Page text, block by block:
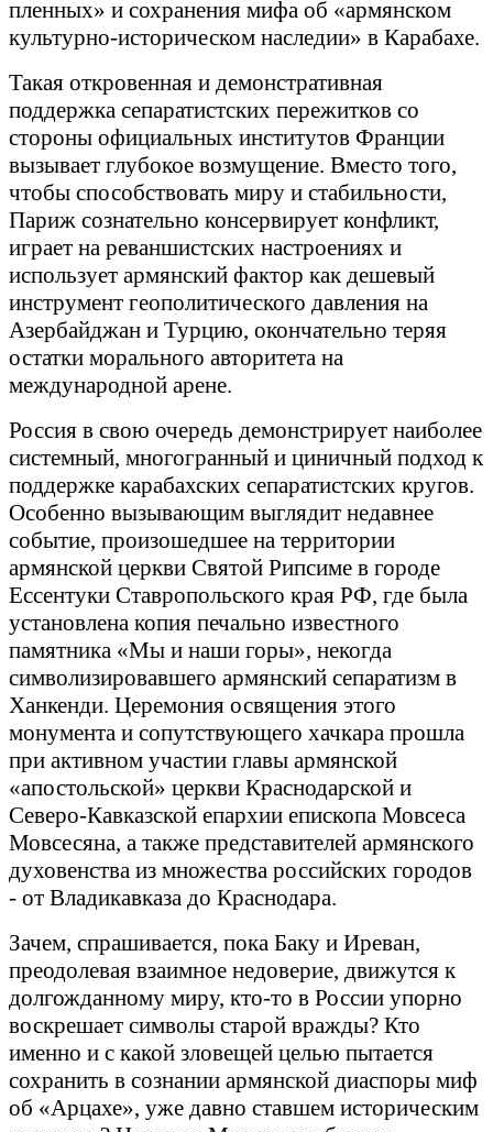
пленных» и сохранения мифа об «армянском
культурно-историческом наследии» в Карабахе.
Такая откровенная и демонстративная
поддержка сепаратистских пережитков со
стороны официальных институтов Франции
вызывает глубокое возмущение. Вместо того,
чтобы способствовать миру и стабильности,
Париж сознательно консервирует конфликт,
играет на реваншистских настроениях и
использует армянский фактор как дешевый
инструмент геополитического давления на
Азербайджан и Турцию, окончательно теряя
остатки морального авторитета на
международной арене.
Россия в свою очередь демонстрирует наиболее
системный, многогранный и циничный подход к
поддержке карабахских сепаратистских кругов.
Особенно вызывающим выглядит недавнее
событие, произошедшее на территории
армянской церкви Святой Рипсиме в городе
Ессентуки Ставропольского края РФ, где была
установлена копия печально известного
памятника «Мы и наши горы», некогда
символизировавшего армянский сепаратизм в
Ханкенди. Церемония освящения этого
монумента и сопутствующего хачкара прошла
при активном участии главы армянской
«апостольской» церкви Краснодарской и
Северо-Кавказской епархии епископа Мовсеса
Мовсесяна, а также представителей армянского
духовенства из множества российских городов
- от Владикавказа до Краснодара.
Зачем, спрашивается, пока Баку и Иреван,
преодолевая взаимное недоверие, движутся к
долгожданному миру, кто-то в России упорно
воскрешает символы старой вражды? Кто
именно и с какой зловещей целью пытается
сохранить в сознании армянской диаспоры миф
об «Арцахе», уже давно ставшем историческим